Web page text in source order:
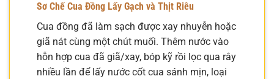
Sơ Chế Cua Đồng Lấy Gạch và Thịt Riêu
Cua đồng đã làm sạch được xay nhuyễn hoặc
giã nát cùng một chút muối. Thêm nước vào
hỗn hợp cua đã giã/xay, bóp kỹ rồi lọc qua rây
nhiều lần để lấy nước cốt cua sánh mịn, loại